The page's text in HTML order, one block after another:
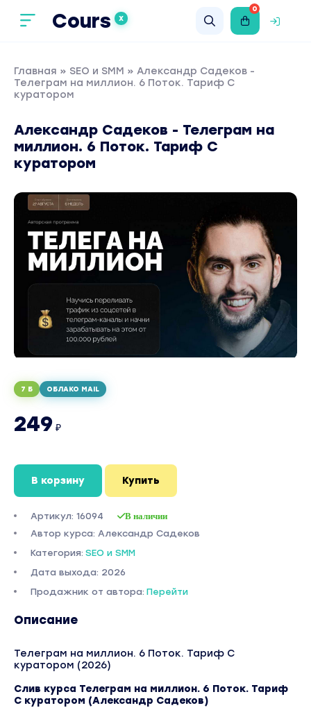
Cours X
0
Главная » SEO и SMM » Александр Садеков -
Телеграм на миллион. 6 Поток. Тариф С
куратором
Александр Садеков - Телеграм на
миллион. 6 Поток. Тариф С
куратором
7 Б ОБЛАКО MAIL
249 ₽
В корзину Купить
Артикул: 16094 В наличии
Автор курса: Александр Садеков
Категория: SEO и SMM
Дата выхода: 2026
Продажник от автора: Перейти
Описание
Телеграм на миллион. 6 Поток. Тариф С
куратором (2026)
Слив курса Телеграм на миллион. 6 Поток. Тариф
С куратором (Александр Садеков)